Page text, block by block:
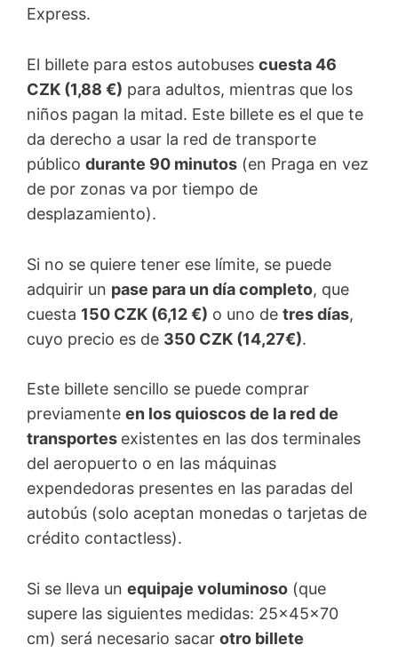
Express.
El billete para estos autobuses cuesta 46
CZK (1,88 €) para adultos, mientras que los
niños pagan la mitad. Este billete es el que te
da derecho a usar la red de transporte
público durante 90 minutos (en Praga en vez
de por zonas va por tiempo de
desplazamiento).
Si no se quiere tener ese límite, se puede
adquirir un pase para un día completo, que
cuesta 150 CZK (6,12 €) o uno de tres días,
cuyo precio es de 350 CZK (14,27€).
Este billete sencillo se puede comprar
previamente en los quioscos de la red de
transportes existentes en las dos terminales
del aeropuerto o en las máquinas
expendedoras presentes en las paradas del
autobús (solo aceptan monedas o tarjetas de
crédito contactless).
Si se lleva un equipaje voluminoso (que
supere las siguientes medidas: 25x45x70
cm) será necesario sacar otro billete